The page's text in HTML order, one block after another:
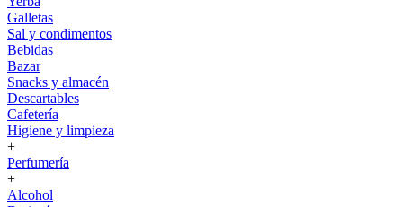
Galletas
Sal y condimentos
Bebidas
Bazar
Snacks y almacén
Descartables
Cafetería
Higiene y limpieza
+
Perfumería
+
Alcohol